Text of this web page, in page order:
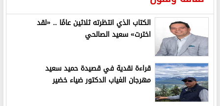
الكتاب الذي انتظرته ثلاثين عامًا .. «لقد
اخترت» سعيد الصالحي
قراءة نقدية في قصيدة حميد سعيد
مهرجان الغياب الدكتور ضياء خضير